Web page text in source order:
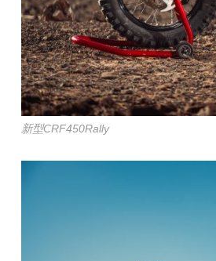
新型CRF450Rally